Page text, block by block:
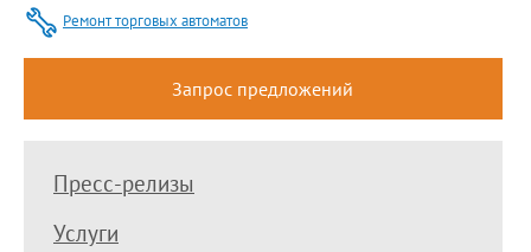
Ремонт торговых автоматов
Запрос предложений
Пресс-релизы
Услуги